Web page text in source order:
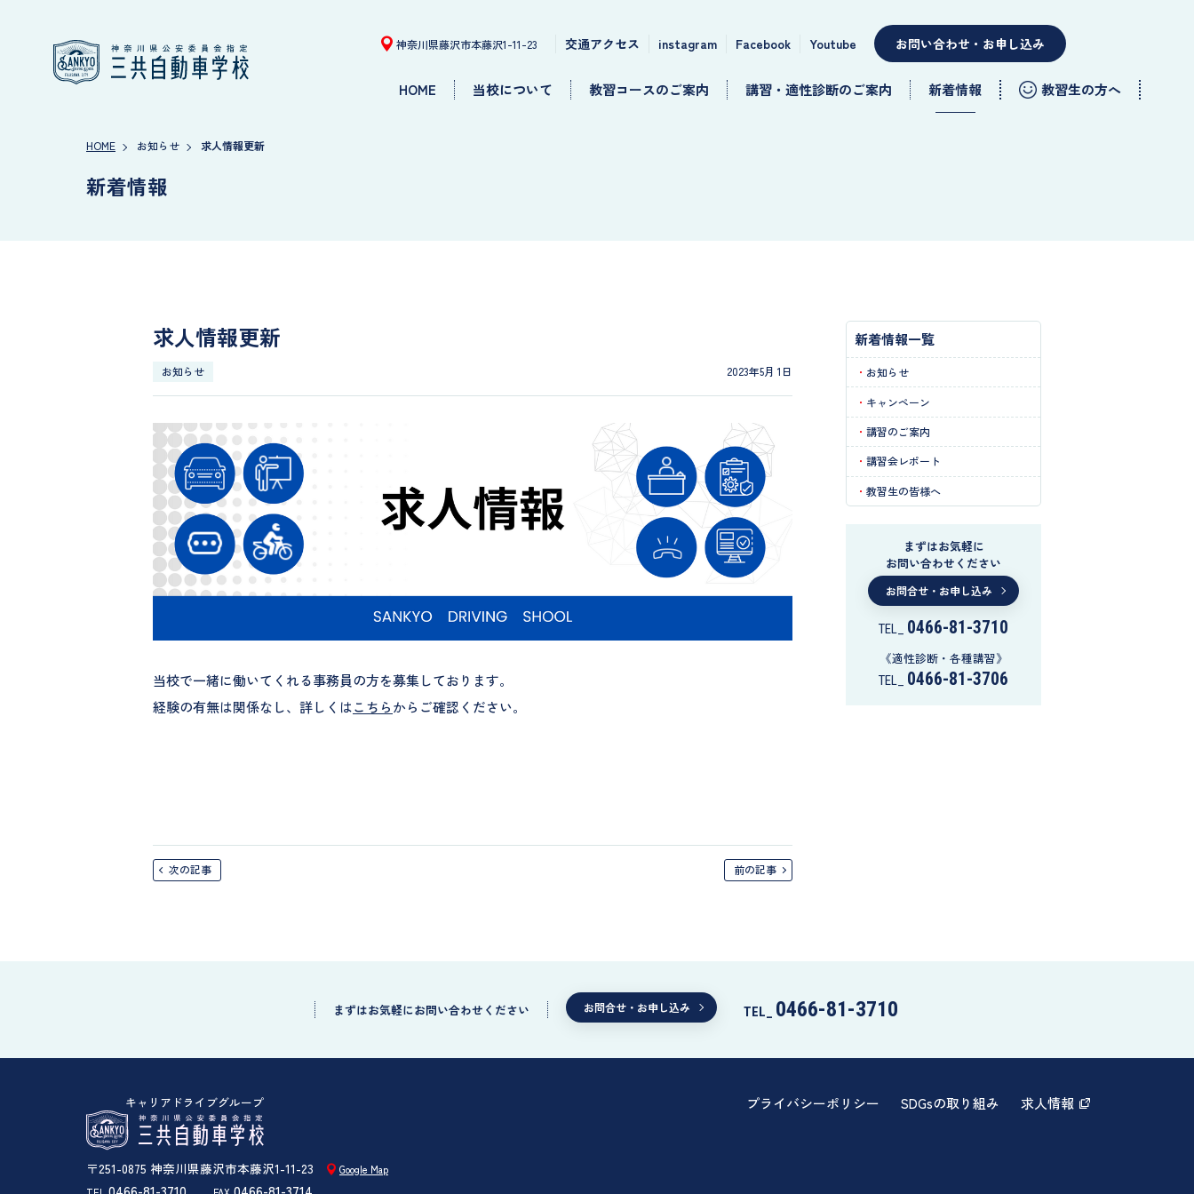
HOME 当校について 教習コースのご案内 講習・適性診断のご案内 新着情報 教習生の方へ
神奈川県藤沢市本藤沢1-11-23 交通アクセス instagram Facebook Youtube お問い合わせ・お申し込み
HOME お知らせ 求人情報更新
新着情報
新着情報一覧
お知らせ
キャンペーン
講習のご案内
講習会レポート
教習生の皆様へ
まずはお気軽に
お問い合わせください
お問合せ・お申し込み
TEL_ 0466-81-3710
《適性診断・各種講習》
TEL_ 0466-81-3706
求人情報更新
お知らせ 2023年5月 1日
当校で一緒に働いてくれる事務員の方を募集しております。
経験の有無は関係なし、詳しくはこちらからご確認ください。
次の記事 前の記事
まずはお気軽にお問い合わせください お問合せ・お申し込み TEL_ 0466-81-3710
プライバシーポリシー SDGsの取り組み 求人情報
キャリアドライブグループ
〒251-0875 神奈川県藤沢市本藤沢1-11-23
Google Map